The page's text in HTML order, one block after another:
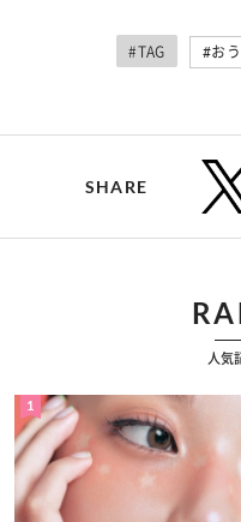
#TAG #お
SHARE
人気
1